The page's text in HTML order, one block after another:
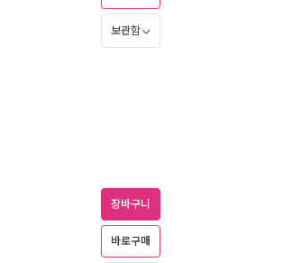
보관함
장바구니
바로구매